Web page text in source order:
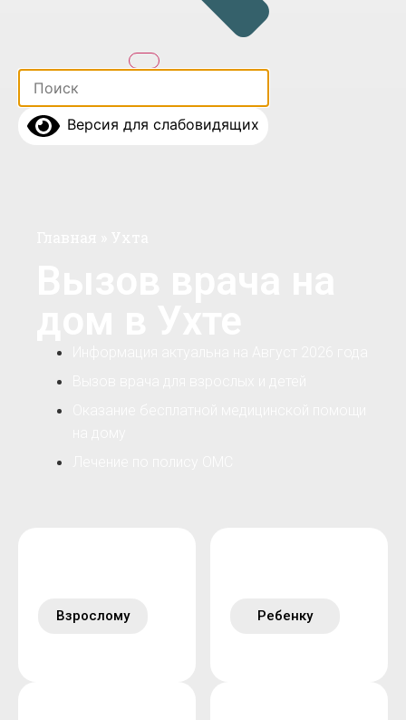
Версия для слабовидящих
Взрослому Ребенку